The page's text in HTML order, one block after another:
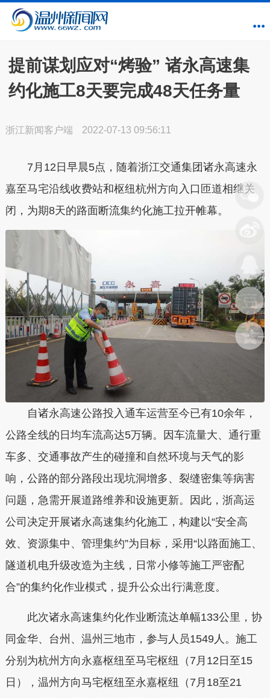
提前谋划应对“烤验” 诸永高速集
约化施工8天要完成48天任务量
浙江新闻客户端 2022-07-13 09:56:11
7月12日早晨5点，随着浙江交通集团诸永高速永
嘉至马宅沿线收费站和枢纽杭州方向入口匝道相继关
闭，为期8天的路面断流集约化施工拉开帷幕。
自诸永高速公路投入通车运营至今已有10余年，
公路全线的日均车流高达5万辆。因车流量大、通行重
车多、交通事故产生的碰撞和自然环境与天气的影
响，公路的部分路段出现坑洞增多、裂缝密集等病害
问题，急需开展道路维养和设施更新。因此，浙高运
公司决定开展诸永高速集约化施工，构建以“安全高
效、资源集中、管理集约”为目标，采用“以路面施工、
隧道机电升级改造为主线，日常小修等施工严密配
合”的集约化作业模式，提升公众出行满意度。
此次诸永高速集约化作业断流达单幅133公里，协
同金华、台州、温州三地市，参与人员1549人。施工
分别为杭州方向永嘉枢纽至马宅枢纽（7月12日至15
日），温州方向马宅枢纽至永嘉枢纽（7月18至21